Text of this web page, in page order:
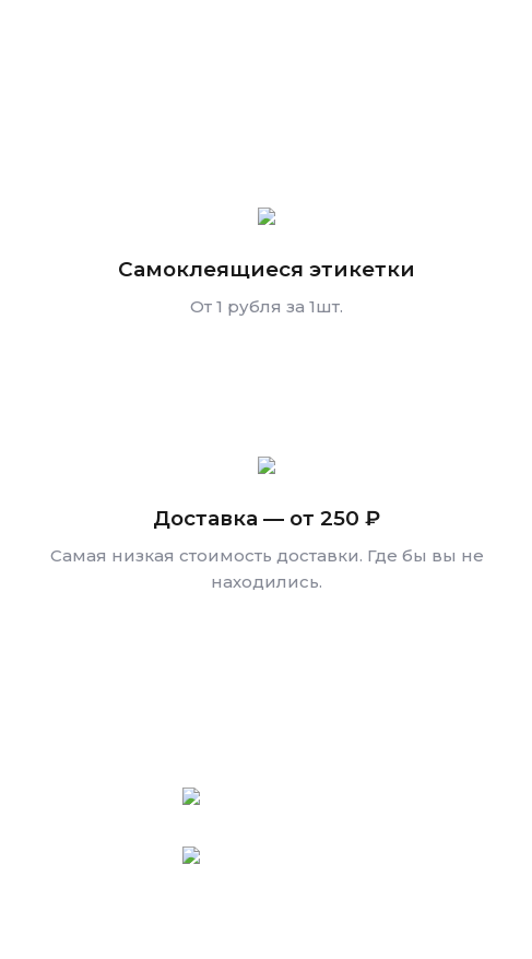
Самоклеящиеся этикетки
От 1 рубля за 1шт.
Доставка — от 250 ₽
Самая низкая стоимость доставки. Где бы вы не
находились.